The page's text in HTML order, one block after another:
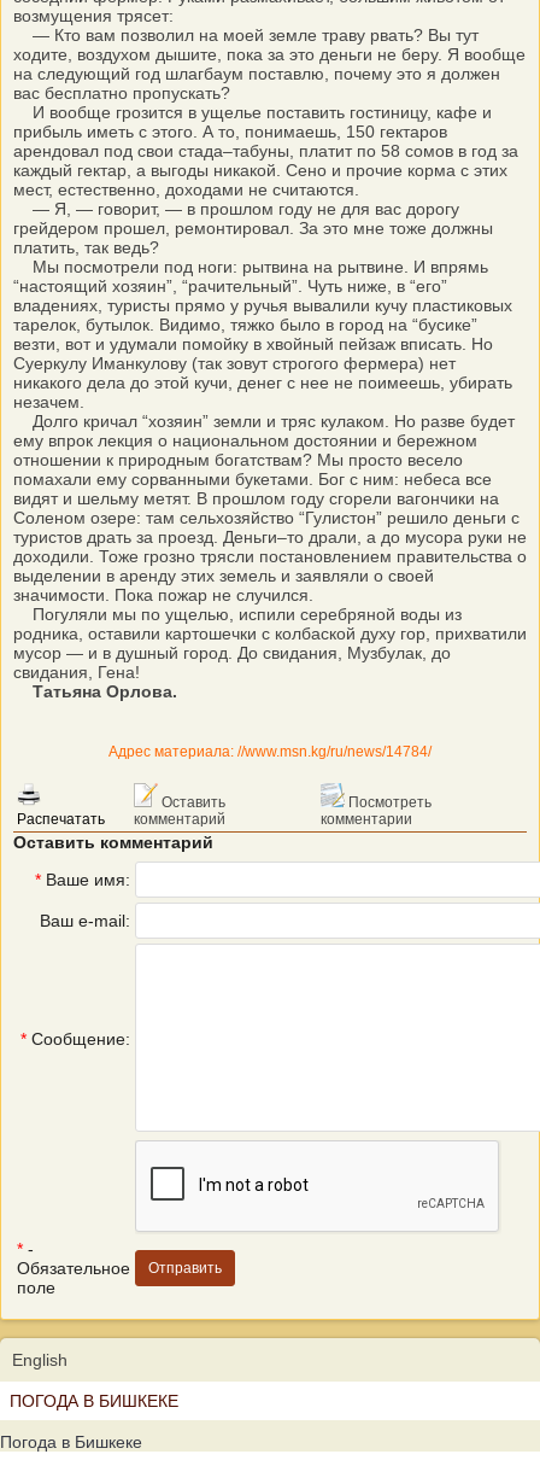
возмущения трясет:
— Кто вам позволил на моей земле траву рвать? Вы тут
ходите, воздухом дышите, пока за это деньги не беру. Я вообще
на следующий год шлагбаум поставлю, почему это я должен
вас бесплатно пропускать?
И вообще грозится в ущелье поставить гостиницу, кафе и
прибыль иметь с этого. А то, понимаешь, 150 гектаров
арендовал под свои стада–табуны, платит по 58 сомов в год за
каждый гектар, а выгоды никакой. Сено и прочие корма с этих
мест, естественно, доходами не считаются.
— Я, — говорит, — в прошлом году не для вас дорогу
грейдером прошел, ремонтировал. За это мне тоже должны
платить, так ведь?
Мы посмотрели под ноги: рытвина на рытвине. И впрямь
“настоящий хозяин”, “рачительный”. Чуть ниже, в “его”
владениях, туристы прямо у ручья вывалили кучу пластиковых
тарелок, бутылок. Видимо, тяжко было в город на “бусике”
везти, вот и удумали помойку в хвойный пейзаж вписать. Но
Суеркулу Иманкулову (так зовут строгого фермера) нет
никакого дела до этой кучи, денег с нее не поимеешь, убирать
незачем.
Долго кричал “хозяин” земли и тряс кулаком. Но разве будет
ему впрок лекция о национальном достоянии и бережном
отношении к природным богатствам? Мы просто весело
помахали ему сорванными букетами. Бог с ним: небеса все
видят и шельму метят. В прошлом году сгорели вагончики на
Соленом озере: там сельхозяйство “Гулистон” решило деньги с
туристов драть за проезд. Деньги–то драли, а до мусора руки не
доходили. Тоже грозно трясли постановлением правительства о
выделении в аренду этих земель и заявляли о своей
значимости. Пока пожар не случился.
Погуляли мы по ущелью, испили серебряной воды из
родника, оставили картошечки с колбаской духу гор, прихватили
мусор — и в душный город. До свидания, Музбулак, до
свидания, Гена!
Татьяна Орлова.
Адрес материала: //www.msn.kg/ru/news/14784/
Распечатать
Оставить
комментарий
Посмотреть
комментарии
Оставить комментарий
* Ваше имя:
Ваш e-mail:
* Сообщение:
* -
Обязательное
поле
English
ПОГОДА В БИШКЕКЕ
Погода в Бишкеке